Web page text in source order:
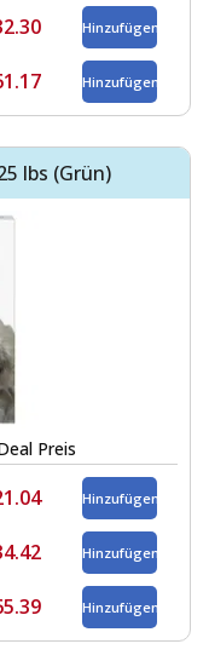
lbs (Grün)
Preis